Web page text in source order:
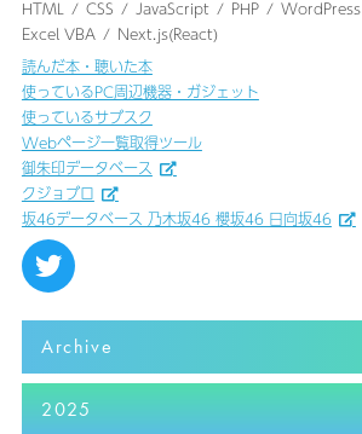
HTML
CSS JavaScript PHP WordPress
Excel VBA
Next.js(React)
読んだ本・聴いた本
使っているPC周辺機器・ガジェット
使っているサブスク
Webページ一覧取得ツール
御朱印データベース
クジョブロ
坂46データベース 乃木坂46 櫻坂46 日向坂46
Archive
2025